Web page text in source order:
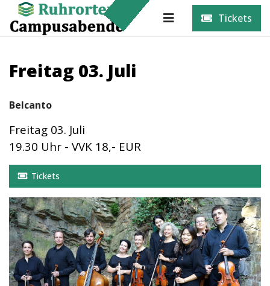
Tickets
Freitag 03. Juli
Belcanto
Freitag 03. Juli
19.30 Uhr - VVK 18,- EUR
Tickets